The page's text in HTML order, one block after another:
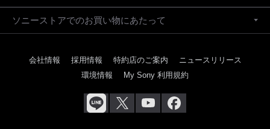
ソニーストアでのお買い物にあたって
会社情報 採用情報 特約店のご案内
ニュースリリース
環境情報
My Sony 利用規約